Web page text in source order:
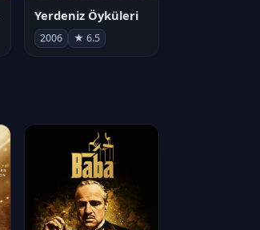
Yerdeniz Öyküleri
2006 ★ 6.5